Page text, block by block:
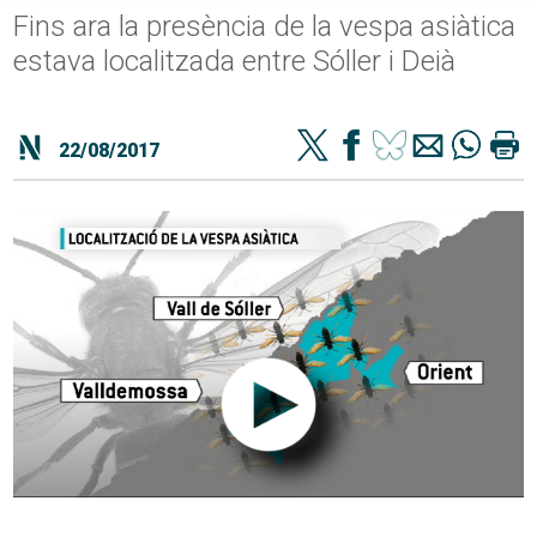
Fins ara la presència de la vespa asiàtica
estava localitzada entre Sóller i Deià
22/08/2017